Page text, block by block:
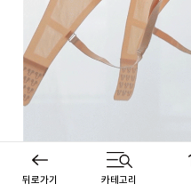
뒤로가기 카테고리